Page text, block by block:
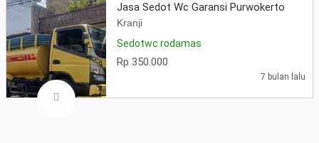
Jasa Sedot Wc Garansi Purwokerto
Kranji
Sedotwc rodamas
Rp 350.000
7 bulan lalu